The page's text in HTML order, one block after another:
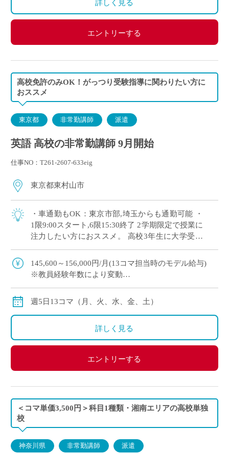
詳しく見る
エントリーする
高校免許のみOK！がっつり受験指導に関わりたい方に
おススメ
東京都 非常勤講師 派遣
英語 高校の非常勤講師 9月開始
仕事NO：T261-2607-633eig
東京都東村山市
・車通勤もOK：東京市部,埼玉からも通勤可能 ・
1限9:00スタート,6限15:30終了 2学期限定で授業に
注力したい方におススメ。 高校3年生に大学受験
145,600～156,000円/月(13コマ担当時のモデル給与)
※教員経験年数により変動
週5日13コマ（月、火、水、金、土）
詳しく見る
エントリーする
＜コマ単価3,500円＞科目1種類・湘南エリアの高校単独
校
神奈川県 非常勤講師 派遣